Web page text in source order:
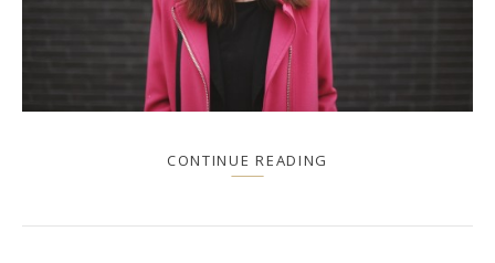
CONTINUE READING